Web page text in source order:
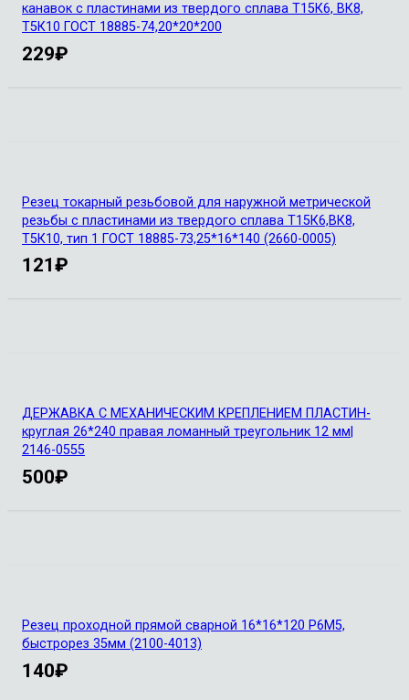
канавок с пластинами из твердого сплава Т15К6, ВК8,
Т5К10 ГОСТ 18885-74,20*20*200
229₽
Резец токарный резьбовой для наружной метрической
резьбы с пластинами из твердого сплава Т15К6,ВК8,
Т5К10, тип 1 ГОСТ 18885-73,25*16*140 (2660-0005)
121 ₽
ДЕРЖАВКА С МЕХАНИЧЕСКИМ КРЕПЛЕНИЕМ ПЛАСТИН-
круглая 26*240 правая ломанный треугольник 12 мм|
2146-0555
500₽
Резец проходной прямой сварной 16*16*120 Р6М5,
быстрорез 35мм (2100-4013)
140₽